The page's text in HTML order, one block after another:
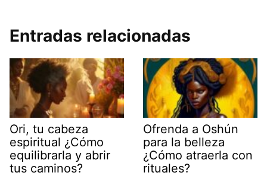
Entradas relacionadas
Ori, tu cabeza
espiritual ¿Cómo
equilibrarla y abrir
tus caminos?
Ofrenda a Oshún
para la belleza
¿Cómo atraerla con
rituales?